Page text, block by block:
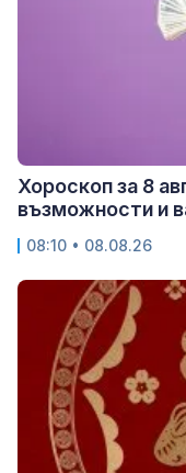
Хороскоп за 8
възможности и
08:10 • 08.08.26